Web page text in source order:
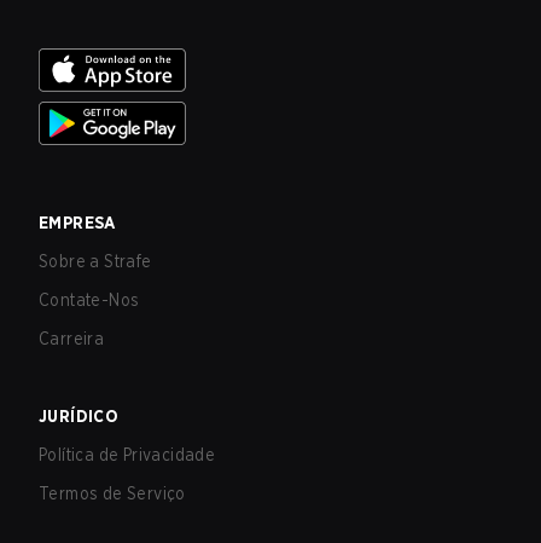
EMPRESA
Sobre a Strafe
Contate-Nos
Carreira
JURÍDICO
Política de Privacidade
Termos de Serviço